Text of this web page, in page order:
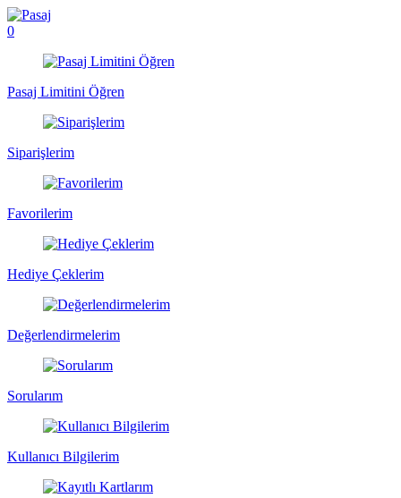
0
Pasaj Limitini Öğren
Siparişlerim
Favorilerim
Hediye Çeklerim
Değerlendirmelerim
Sorularım
Kullanıcı Bilgilerim